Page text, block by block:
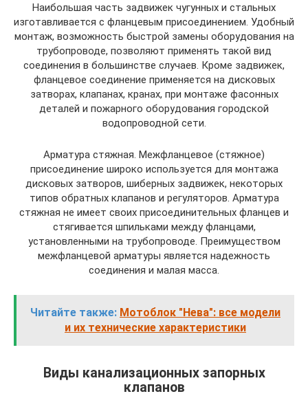
Наибольшая часть задвижек чугунных и стальных
изготавливается с фланцевым присоединением. Удобный
монтаж, возможность быстрой замены оборудования на
трубопроводе, позволяют применять такой вид
соединения в большинстве случаев. Кроме задвижек,
фланцевое соединение применяется на дисковых
затворах, клапанах, кранах, при монтаже фасонных
деталей и пожарного оборудования городской
водопроводной сети.
Арматура стяжная. Межфланцевое (стяжное)
присоединение широко используется для монтажа
дисковых затворов, шиберных задвижек, некоторых
типов обратных клапанов и регуляторов. Арматура
стяжная не имеет своих присоединительных фланцев и
стягивается шпильками между фланцами,
установленными на трубопроводе. Преимуществом
межфланцевой арматуры является надежность
соединения и малая масса.
Читайте также: Мотоблок "Нева": все модели
и их технические характеристики
Виды канализационных запорных
клапанов